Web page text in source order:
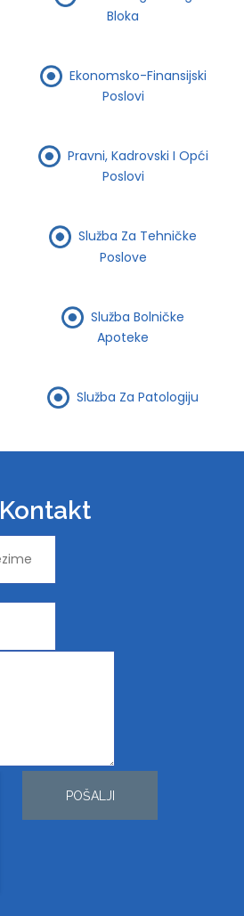
Bloka
Ekonomsko-Finansijski
Poslovi
Pravni, Kadrovski I Opći
Poslovi
Služba Za Tehničke
Poslove
Služba Bolničke
Apoteke
Služba Za Patologiju
Kontakt
POŠALJI